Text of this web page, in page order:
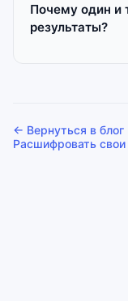
Почему один и
результаты?
← Вернуться в блог
Расшифровать